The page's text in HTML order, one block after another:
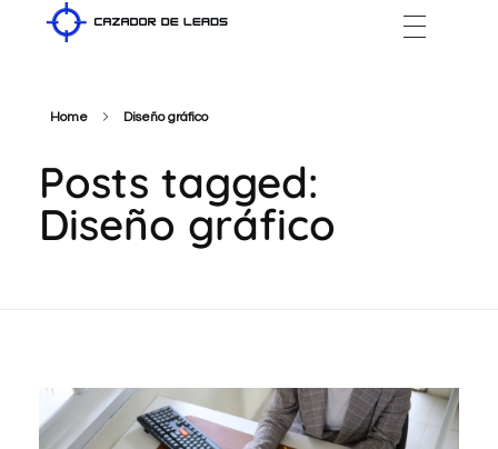
Home Diseño gráfico
Posts tagged:
Diseño gráfico